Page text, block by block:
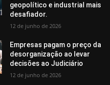
geopolítico e industrial mais
desafiador.
12 de junho de 2026
Empresas pagam o preço da
desorganização ao levar
decisões ao Judiciário
12 de junho de 2026